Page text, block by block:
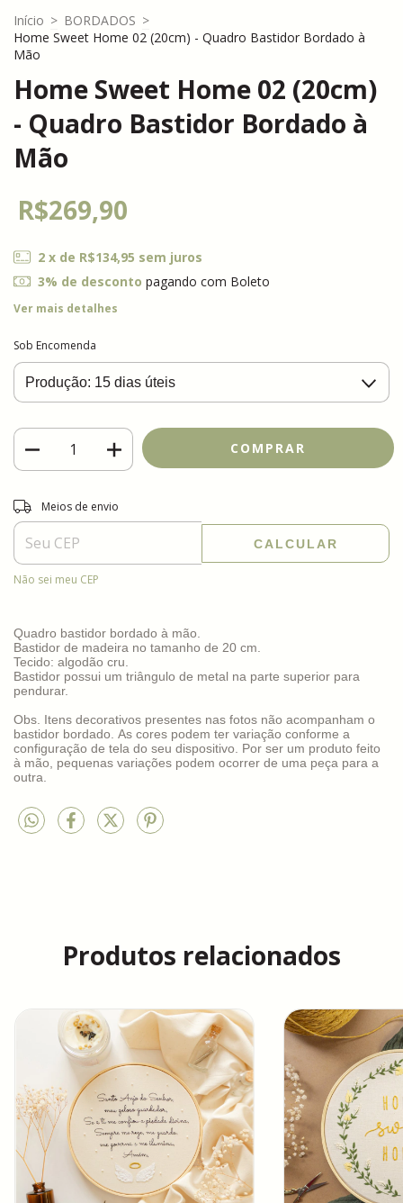
Início > BORDADOS >
Home Sweet Home 02 (20cm) - Quadro Bastidor Bordado à
Mão
Home Sweet Home 02 (20cm)
- Quadro Bastidor Bordado à
Mão
R$269,90
2 x de R$134,95 sem juros
3% de desconto pagando com Boleto
Ver mais detalhes
Sob Encomenda
Entregas para o CEP:
Meios de envio
CALCULAR
Não sei meu CEP
Quadro bastidor bordado à mão.
Bastidor de madeira no tamanho de 20 cm.
Tecido: algodão cru.
Bastidor possui um triângulo de metal na parte superior para
Obs. Itens decorativos presentes nas fotos não acompanham o
bastidor bordado. As cores podem ter variação conforme a
configuração de tela do seu dispositivo. Por ser um produto feito
à mão, pequenas variações podem ocorrer de uma peça para a
outra.
Produtos relacionados